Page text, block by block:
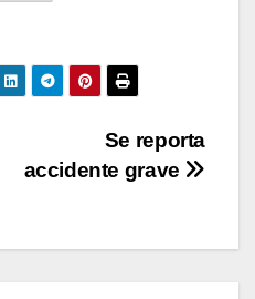
Se reporta
accidente grave